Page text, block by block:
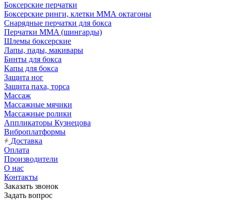
Боксерские перчатки
Боксерские ринги, клетки ММА октагоны
Снарядные перчатки для бокса
Перчатки MMA (шингарды)
Шлемы боксерские
Лапы, пады, макивары
Бинты для бокса
Капы для бокса
Защита ног
Защита паха, торса
Массаж
Массажные мячики
Массажные ролики
Аппликаторы Кузнецова
Виброплатформы
Доставка
Оплата
Производители
О нас
Контакты
Заказать звонок
Задать вопрос